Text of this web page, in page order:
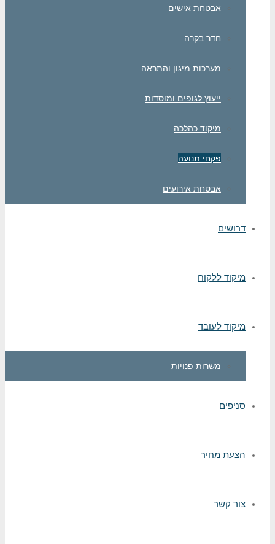
אבטחת אישים
חדר בקרה
מערכות מיגון והתראה
ייעוץ לגופים ומוסדות
מיקוד כהלכה
פקחי תנועה
אבטחת אירועים
דרושים
מיקוד ללקוח
מיקוד לעובד
משרות פנויות
סניפים
הצעת מחיר
צור קשר